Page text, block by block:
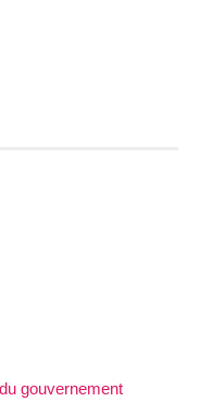
gouvernement